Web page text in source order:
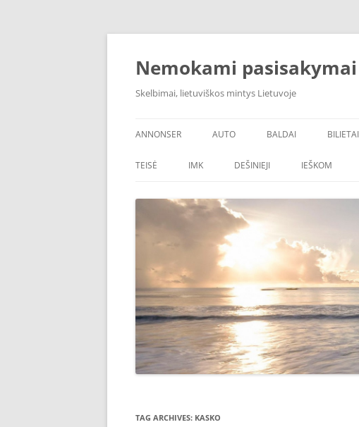
Skip
Nemokami pasisakymai
Skelbimai, lietuviškos mintys Lietuvoje
ANNONSER AUTO BALDAI BILIETAI
TEISĖ IMK DEŠINIEJI IEŠKOM
TAG ARCHIVES: KASKO